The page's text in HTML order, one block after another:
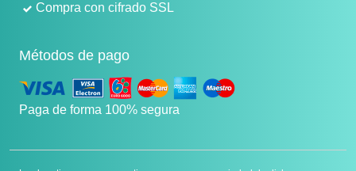
Compra con cifrado SSL
Métodos de pago
Paga de forma 100% segura